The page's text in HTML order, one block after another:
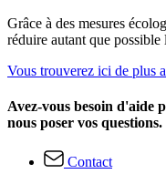
Grâce à des mesures
réduire autant que
Vous trouverez ici de plus
Avez-vous besoin d'aide
nous poser vos questions.
Contact